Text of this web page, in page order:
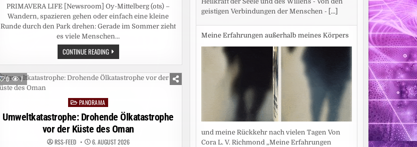
PRIMAVERA LIFE [Newsroom] Oy-Mittelberg (ots) –
Wandern, spazieren gehen oder einfach eine kleine
Runde durch den Park drehen: Gerade im Sommer zieht
es viele Menschen…
CONTINUE READINGLAVENDEL,
ROSMARIN
&
CO.:
WIE
SOMMERPFLANZEN
ALLTAG
WERDEN
0 7
Posted
in
PANORAMA
Umweltkatastrophe: Drohende Ölkatastrophe
vor der Küste des Oman
RSS-FEED 6. AUGUST 2026
geistigen Verbindungen der Menschen - [...]
Meine Erfahrungen außerhalb meines Körpers
und meine Rückkehr nach vielen Tagen Von
Cora L. V. Richmond „Meine Erfahrungen